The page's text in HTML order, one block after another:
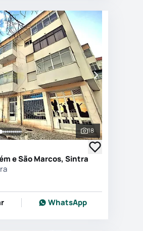
Ver todas as
18
e São Marcos, Sintra
WhatsApp